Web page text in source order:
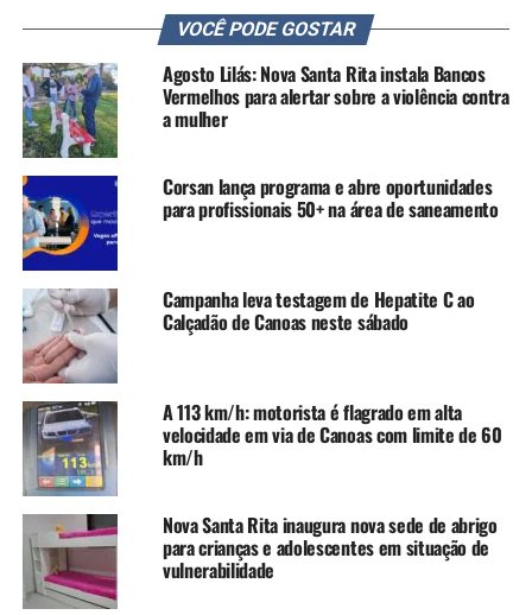
Após o encontro, Busato participou, ao lado de Cris
Moraes, do ato de assinatura da Ordem de Início de
Serviço para a construção de 48 casas no loteamento
MQ2 no bairro Guajuviras e da assinatura da Ordem de
Início de Serviço para construção da Unidade de Saúde
João de Barro, no bairro Niterói.
TÓPICOS RELACIONADOS:
REGIÃO METROPOLITANA
RIO GRANDE DO SUL RS
A SEGUIR UP
Prefeito interino de Canoas cumpre agenda até quarta-
feira em Brasília
NÃO SE ESQUEÇA
Cris Moraes apresenta balanço dos quinze dias como
prefeito interino de Canoas e fala sobre futuro
VOCÊ PODE GOSTAR
Agosto Lilás: Nova Santa Rita instala Bancos
Vermelhos para alertar sobre a violência contra
a mulher
Corsan lança programa e abre oportunidades
para profissionais 50+ na área de saneamento
Campanha leva testagem de Hepatite C ao
Calçadão de Canoas neste sábado
A 113 km/h: motorista é flagrado em alta
velocidade em via de Canoas com limite de 60
km/h
Nova Santa Rita inaugura nova sede de abrigo
para crianças e adolescentes em situação de
vulnerabilidade